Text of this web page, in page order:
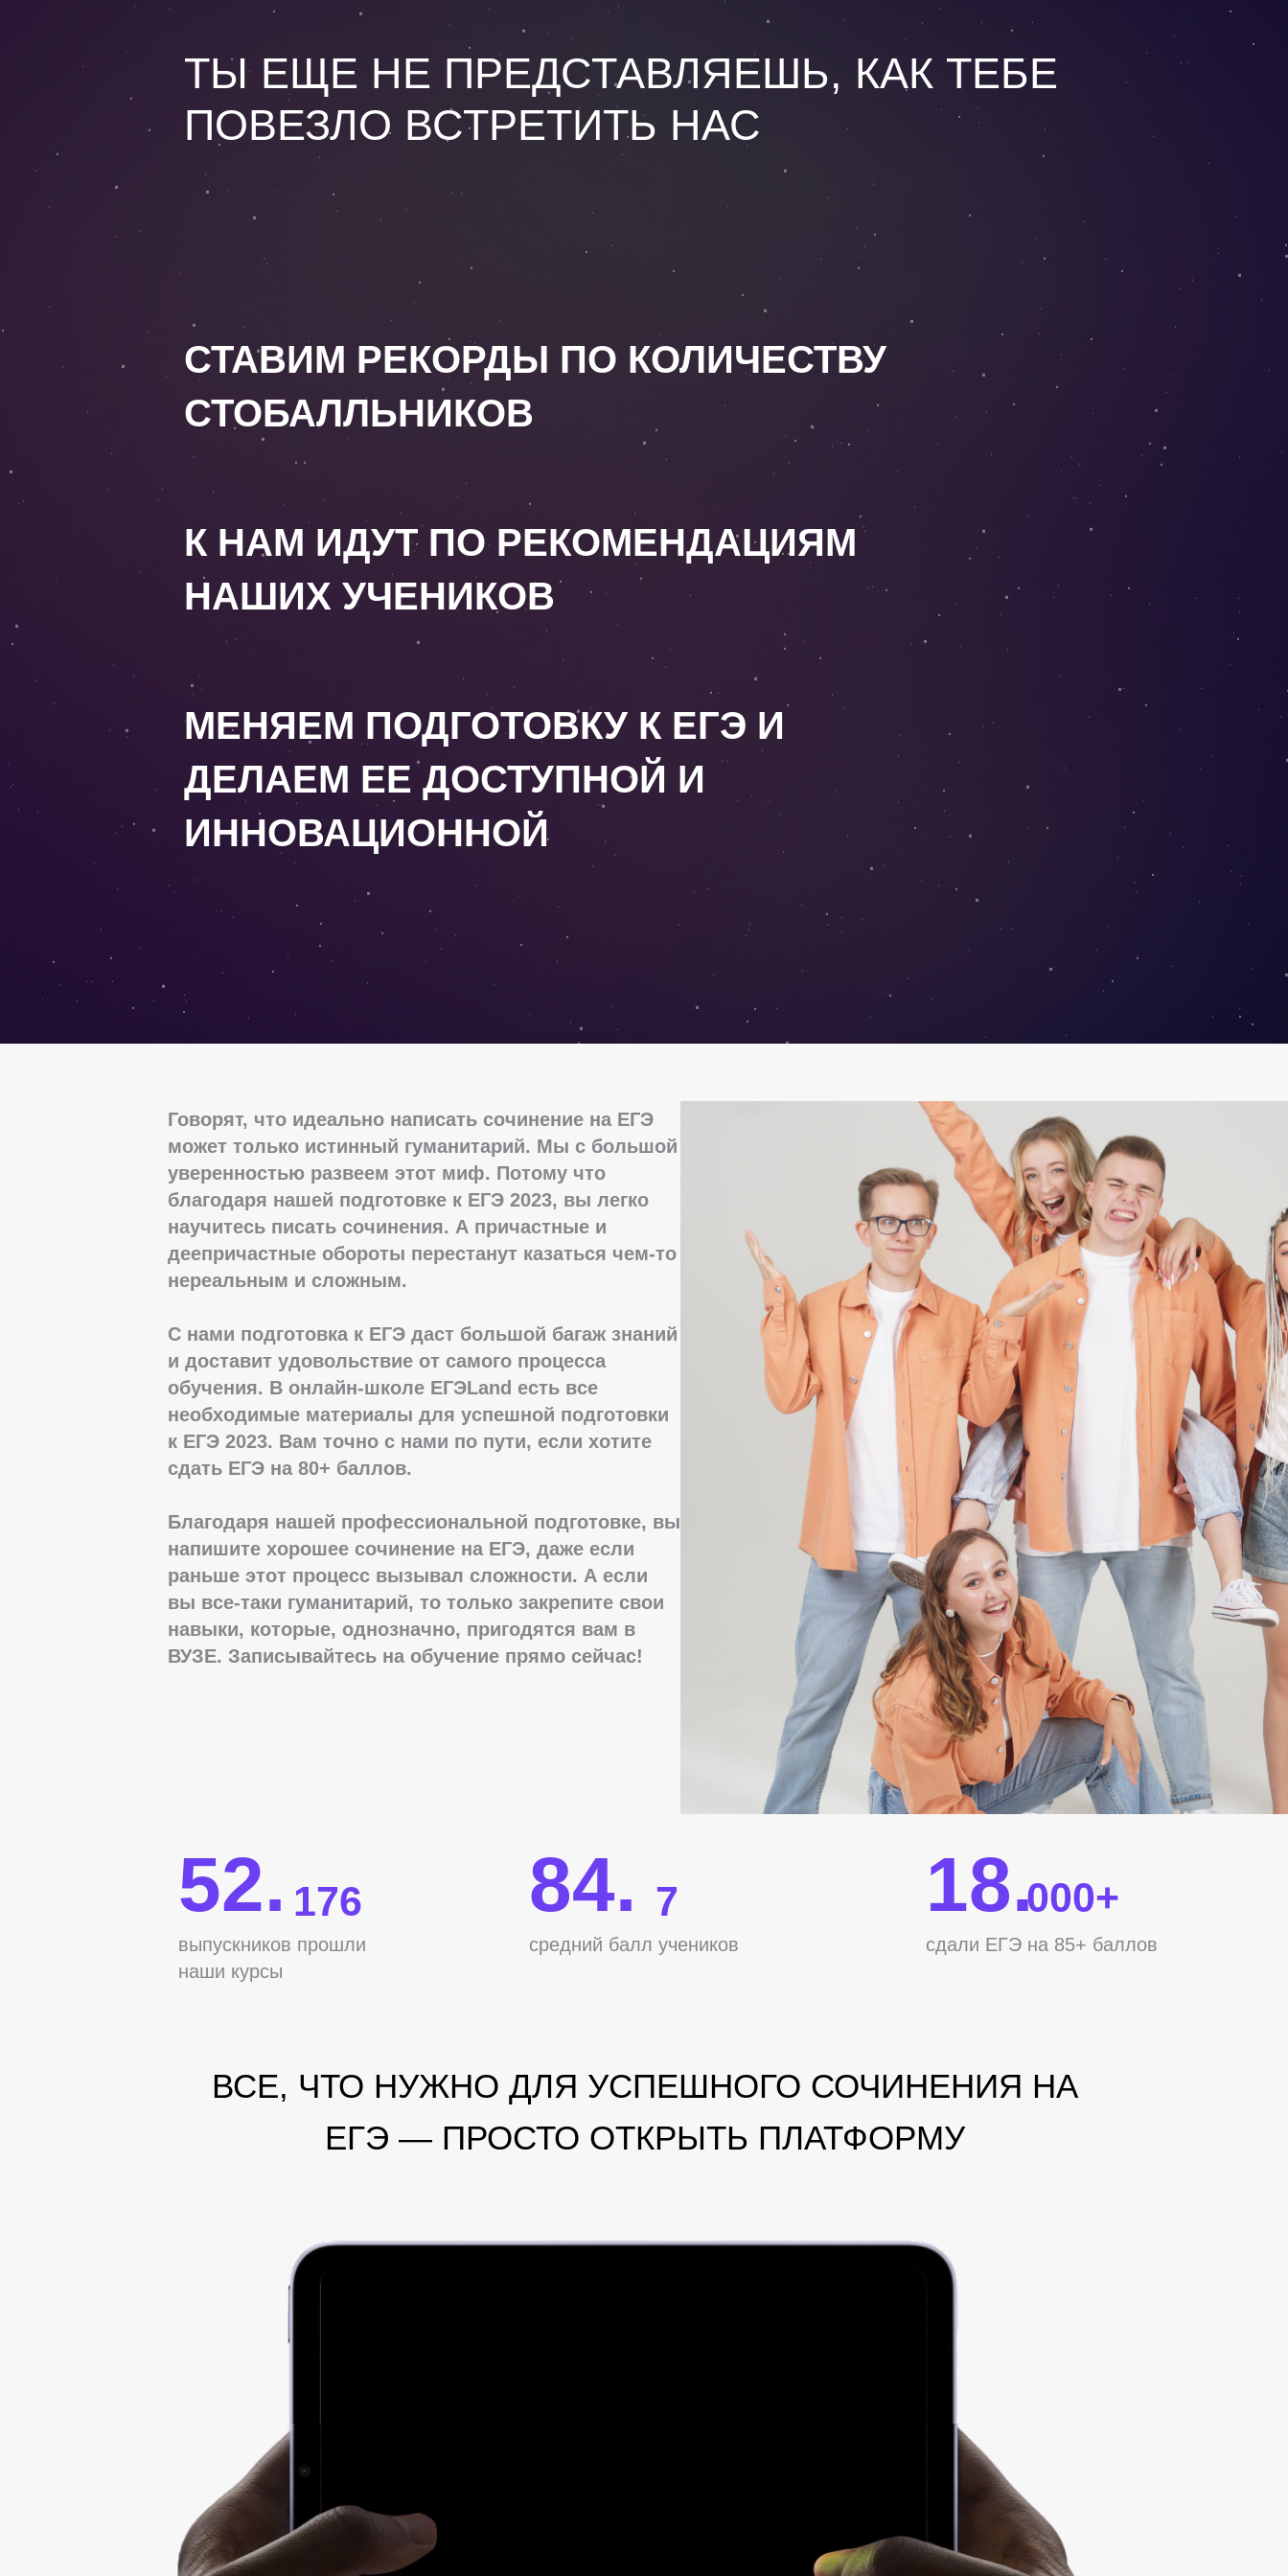
ТЫ ЕЩЕ НЕ ПРЕДСТАВЛЯЕШЬ, КАК ТЕБЕ
ПОВЕЗЛО ВСТРЕТИТЬ НАС
СТАВИМ РЕКОРДЫ ПО КОЛИЧЕСТВУ
СТОБАЛЛЬНИКОВ
К НАМ ИДУТ ПО РЕКОМЕНДАЦИЯМ
НАШИХ УЧЕНИКОВ
МЕНЯЕМ ПОДГОТОВКУ К ЕГЭ И
ДЕЛАЕМ ЕЕ ДОСТУПНОЙ И
ИННОВАЦИОННОЙ
52. 176
выпускников прошли
наши курсы
84. 7
средний балл учеников
18.000+
сдали ЕГЭ на 85+ баллов
Говорят, что идеально написать сочинение на ЕГЭ
может только истинный гуманитарий. Мы с большой
уверенностью развеем этот миф. Потому что
благодаря нашей подготовке к ЕГЭ 2023, вы легко
научитесь писать сочинения. А причастные и
деепричастные обороты перестанут казаться чем-то
нереальным и сложным.
С нами подготовка к ЕГЭ даст большой багаж знаний
и доставит удовольствие от самого процесса
обучения. В онлайн-школе ЕГЭLand есть все
необходимые материалы для успешной подготовки
к ЕГЭ 2023. Вам точно с нами по пути, если хотите
сдать ЕГЭ на 80+ баллов.
Благодаря нашей профессиональной подготовке, вы
напишите хорошее сочинение на ЕГЭ, даже если
раньше этот процесс вызывал сложности. А если
вы все-таки гуманитарий, то только закрепите свои
навыки, которые, однозначно, пригодятся вам в
ВУЗЕ. Записывайтесь на обучение прямо сейчас!
ВСЕ, ЧТО НУЖНО ДЛЯ УСПЕШНОГО СОЧИНЕНИЯ НА
ЕГЭ — ПРОСТО ОТКРЫТЬ ПЛАТФОРМУ